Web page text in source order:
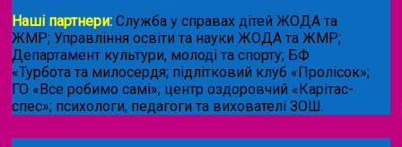
Наші партнери: Служба у справах дітей ЖОДА та
ЖМР; Управління освіти та науки ЖОДА та ЖМР;
Департамент культури, молоді та спорту; БФ
«Турбота та милосердя; підлітковий клуб «Пролісок»;
ГО «Все робимо самі»; центр оздоровчий «Карітас-
спес»; психологи, педагоги та вихователі ЗОШ.